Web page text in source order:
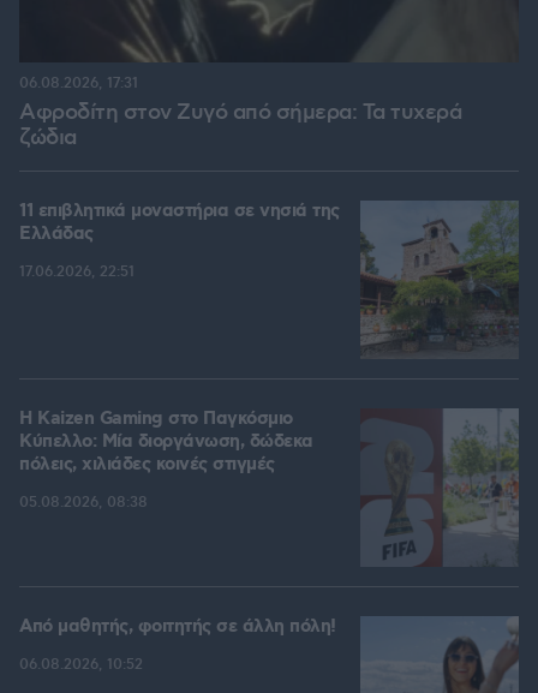
Αφροδίτη στον Ζυγό από σήμερα: Τα τυχερά
ζώδια
06.08.2026, 17:31
11 επιβλητικά μοναστήρια σε νησιά της
Ελλάδας
17.06.2026, 22:51
H Kaizen Gaming στο Παγκόσμιο
Kύπελλο: Μία διοργάνωση, δώδεκα
πόλεις, χιλιάδες κοινές στιγμές
05.08.2026, 08:38
Από μαθητής, φοιτητής σε άλλη πόλη!
06.08.2026, 10:52